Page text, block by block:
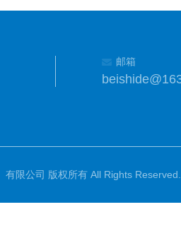
邮箱
限公司 版权所有 All Rights Reserved.